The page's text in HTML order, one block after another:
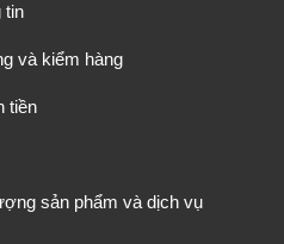
tin
và kiểm hàng
tiền
sản phẩm và dịch vụ